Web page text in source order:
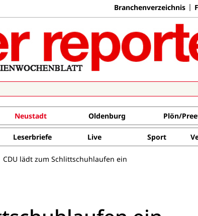
Branchenverzeichnis
Neustadt Oldenburg Plön/
Leserbriefe Live Sport
CDU lädt zum Schlittschuhlaufen ein